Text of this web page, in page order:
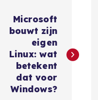
Microsoft
bouwt zijn
eigen
Linux: wat
betekent
dat voor
Windows?